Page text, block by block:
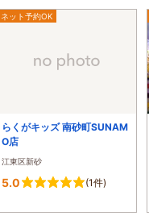
ネット予約OK
らくがキッズ 南砂町SUNAM
O店
江東区新砂
5.0 (1件)